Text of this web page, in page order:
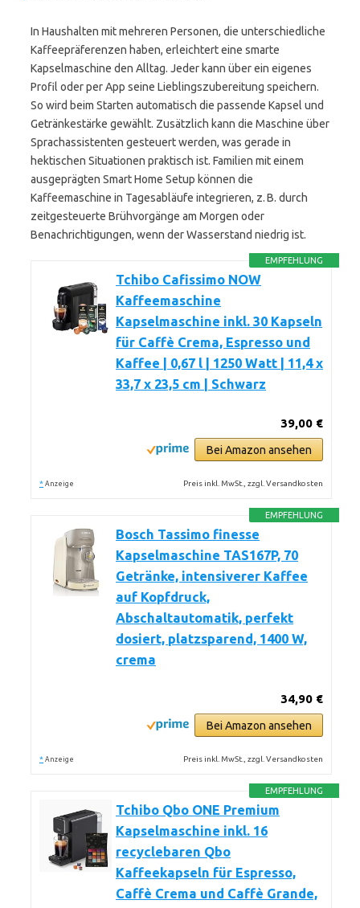
In Haushalten mit mehreren Personen, die unterschiedliche
Kaffeepräferenzen haben, erleichtert eine smarte
Kapselmaschine den Alltag. Jeder kann über ein eigenes
Profil oder per App seine Lieblingszubereitung speichern.
So wird beim Starten automatisch die passende Kapsel und
Getränkestärke gewählt. Zusätzlich kann die Maschine über
Sprachassistenten gesteuert werden, was gerade in
hektischen Situationen praktisch ist. Familien mit einem
ausgeprägten Smart Home Setup können die
Kaffeemaschine in Tagesabläufe integrieren, z. B. durch
zeitgesteuerte Brühvorgänge am Morgen oder
Benachrichtigungen, wenn der Wasserstand niedrig ist.
EMPFEHLUNG
Tchibo Cafissimo NOW
Kaffeemaschine
Kapselmaschine inkl. 30 Kapseln
für Caffè Crema, Espresso und
Kaffee | 0,67 l | 1250 Watt | 11,4 x
33,7 x 23,5 cm | Schwarz
39,00 €
Bei Amazon ansehen
* Anzeige Preis inkl. MwSt., zzgl. Versandkosten
EMPFEHLUNG
Bosch Tassimo finesse
Kapselmaschine TAS167P, 70
Getränke, intensiverer Kaffee
auf Kopfdruck,
Abschaltautomatik, perfekt
dosiert, platzsparend, 1400 W,
crema
34,90 €
Bei Amazon ansehen
* Anzeige Preis inkl. MwSt., zzgl. Versandkosten
EMPFEHLUNG
Tchibo Qbo ONE Premium
Kapselmaschine inkl. 16
recyclebaren Qbo
Kaffeekapseln für Espresso,
Caffè Crema und Caffè Grande,